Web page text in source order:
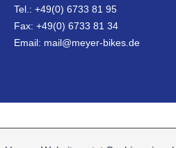
Tel.: +49(0) 6733 81 95
Fax: +49(0) 6733 81 34
Email: mail@meyer-bikes.de